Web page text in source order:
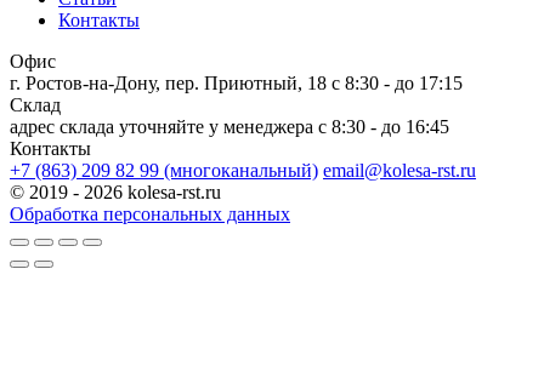
Контакты
Офис
г. Ростов-на-Дону, пер. Приютный, 18 c 8:30 - до 17:15
Склад
адрес склада уточняйте у менеджера c 8:30 - до 16:45
Контакты
+7 (863) 209 82 99 (многоканальный) email@kolesa-rst.ru
© 2019 - 2026 kolesa-rst.ru
Обработка персональных данных